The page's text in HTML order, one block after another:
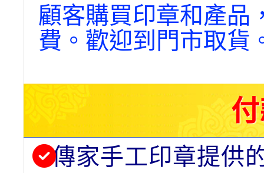
顧客購買印章和產品
費。歡迎到門市取貨
傳家手工印章提供